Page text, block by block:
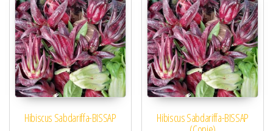
Hibiscus Sabdariffa-BISSAP Hibiscus Sabdariffa-BISSAP